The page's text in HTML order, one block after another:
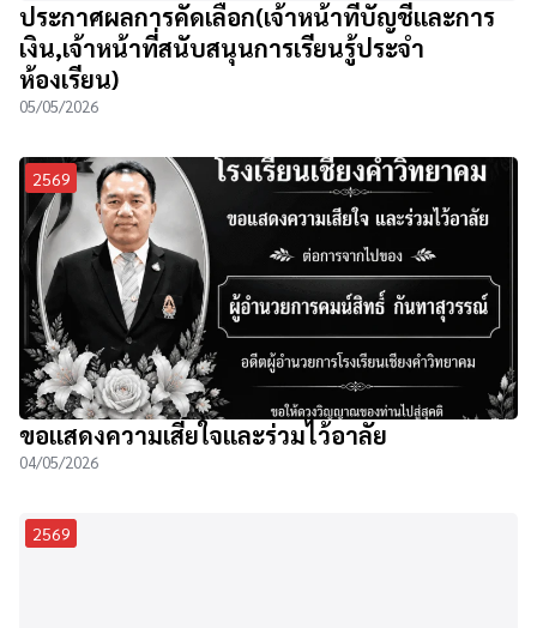
ประกาศผลการคัดเลือก(เจ้าหน้าที่บัญชีและการ
เงิน,เจ้าหน้าที่สนับสนุนการเรียนรู้ประจำ
ห้องเรียน)
05/05/2026
2569
ขอแสดงความเสียใจและร่วมไว้อาลัย
04/05/2026
2569